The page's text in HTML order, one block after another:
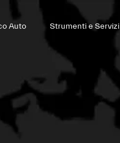
Auto Strumenti e Servizi